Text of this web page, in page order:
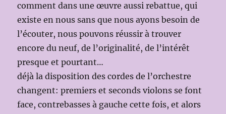
comment dans une œuvre aussi rebattue, qui
existe en nous sans que nous ayons besoin de
l’écouter, nous pouvons réussir à trouver
encore du neuf, de l’originalité, de l’intérêt
presque et pourtant…
déjà la disposition des cordes de l’orchestre
changent: premiers et seconds violons se font
face, contrebasses à gauche cette fois, et alors